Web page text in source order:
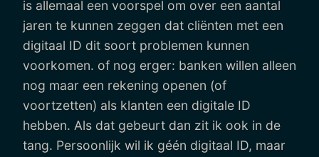
is allemaal een voorspel om over een aantal
jaren te kunnen zeggen dat cliënten met een
digitaal ID dit soort problemen kunnen
voorkomen. of nog erger: banken willen alleen
nog maar een rekening openen (of
voortzetten) als klanten een digitale ID
hebben. Als dat gebeurt dan zit ik ook in de
tang. Persoonlijk wil ik géén digitaal ID, maar